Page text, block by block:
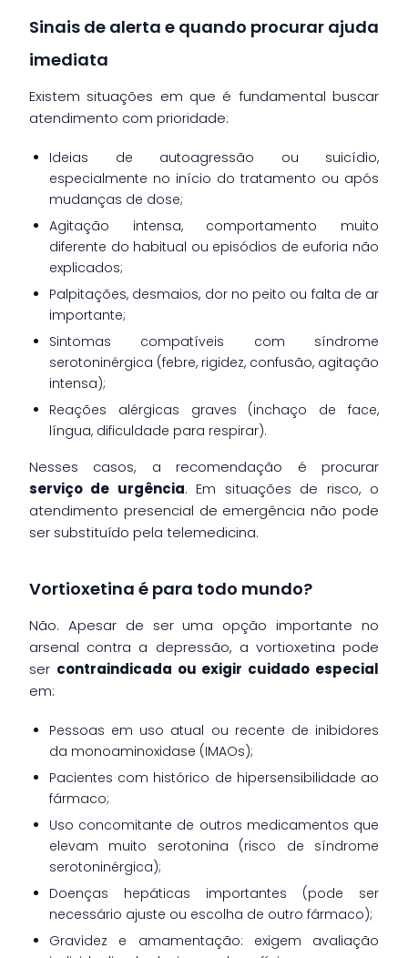
Sinais de alerta e quando procurar ajuda
imediata
Existem situações em que é fundamental buscar
atendimento com prioridade:
Ideias de autoagressão ou suicídio,
especialmente no início do tratamento ou após
mudanças de dose;
Agitação intensa, comportamento muito
diferente do habitual ou episódios de euforia não
explicados;
Palpitações, desmaios, dor no peito ou falta de ar
importante;
Sintomas compatíveis com síndrome
serotoninérgica (febre, rigidez, confusão, agitação
intensa);
Reações alérgicas graves (inchaço de face,
língua, dificuldade para respirar).
Nesses casos, a recomendação é procurar
serviço de urgência. Em situações de risco, o
atendimento presencial de emergência não pode
ser substituído pela telemedicina.
Vortioxetina é para todo mundo?
Não. Apesar de ser uma opção importante no
arsenal contra a depressão, a vortioxetina pode
ser contraindicada ou exigir cuidado especial
em:
Pessoas em uso atual ou recente de inibidores
da monoaminoxidase (IMAOs);
Pacientes com histórico de hipersensibilidade ao
fármaco;
Uso concomitante de outros medicamentos que
elevam muito serotonina (risco de síndrome
serotoninérgica);
Doenças hepáticas importantes (pode ser
necessário ajuste ou escolha de outro fármaco);
Gravidez e amamentação: exigem avaliação